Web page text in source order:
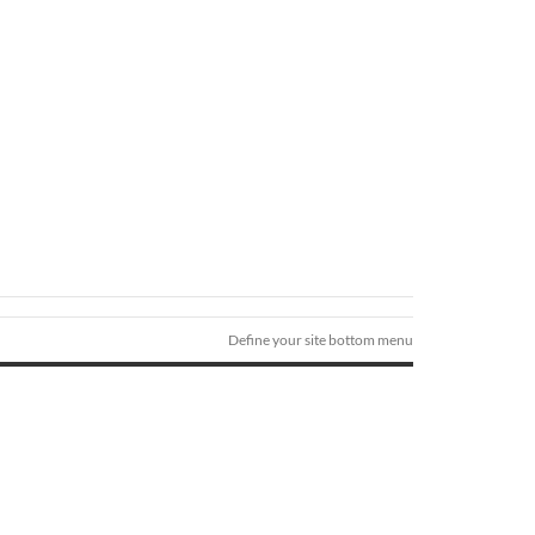
Define your site bottom menu